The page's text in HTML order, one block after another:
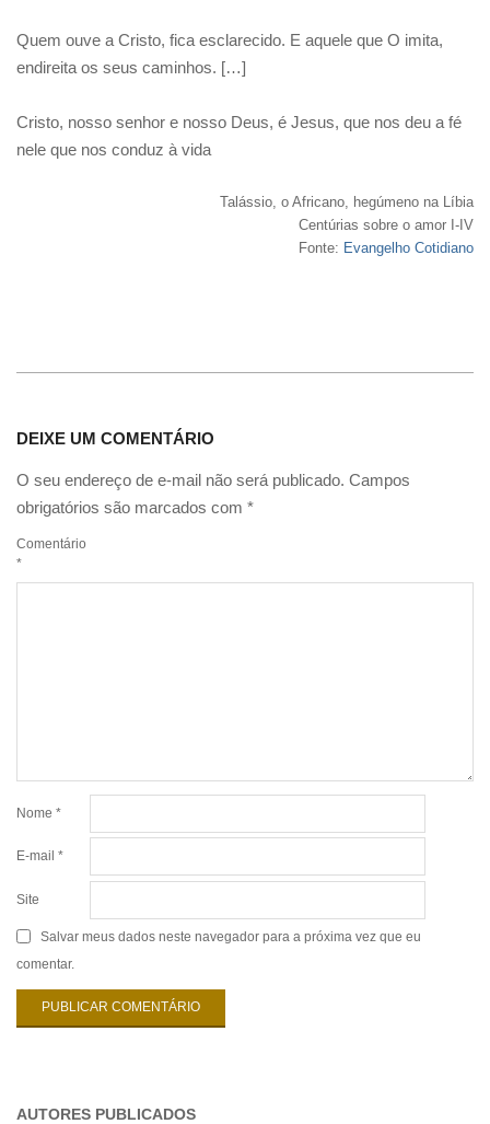
Quem ouve a Cristo, fica esclarecido. E aquele que O imita,
endireita os seus caminhos. […]
Cristo, nosso senhor e nosso Deus, é Jesus, que nos deu a fé
nele que nos conduz à vida
Talássio, o Africano, hegúmeno na Líbia
Centúrias sobre o amor I-IV
Fonte: Evangelho Cotidiano
DEIXE UM COMENTÁRIO
O seu endereço de e-mail não será publicado. Campos
obrigatórios são marcados com *
Comentário
*
Nome *
E-mail *
Site
Salvar meus dados neste navegador para a próxima vez que eu
comentar.
AUTORES PUBLICADOS